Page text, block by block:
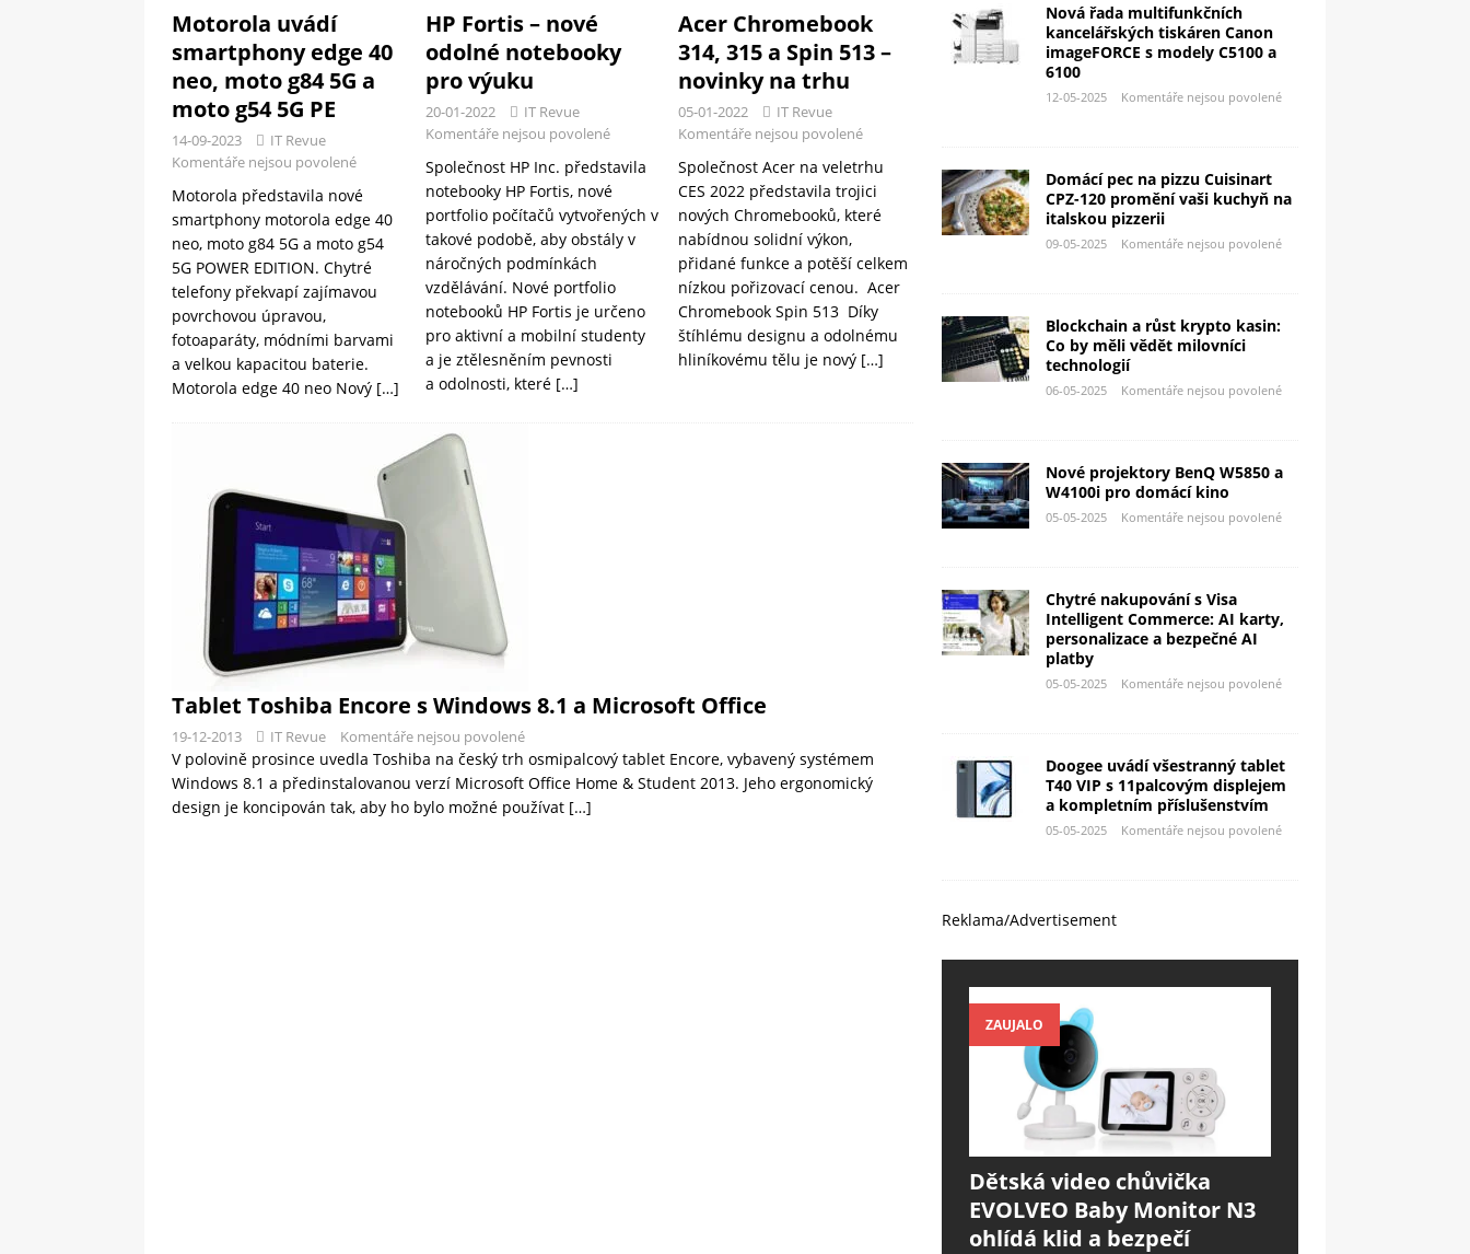
Motorola uvádí
smartphony edge 40
neo, moto g84 5G a
moto g54 5G PE
14-09-2023
IT Revue
Komentáře nejsou povolené
Motorola představila nové
smartphony motorola edge 40
neo, moto g84 5G a moto g54
5G POWER EDITION. Chytré
telefony překvapí zajímavou
povrchovou úpravou,
fotoaparáty, módními barvami
a velkou kapacitou baterie.
Motorola edge 40 neo Nový […]
HP Fortis – nové
odolné notebooky
pro výuku
20-01-2022
IT Revue
Komentáře nejsou povolené
Společnost HP Inc. představila
notebooky HP Fortis, nové
portfolio počítačů vytvořených v
takové podobě, aby obstály v
náročných podmínkách
vzdělávání. Nové portfolio
notebooků HP Fortis je určeno
pro aktivní a mobilní studenty
a je ztělesněním pevnosti
a odolnosti, které […]
Acer Chromebook
314, 315 a Spin 513 –
novinky na trhu
05-01-2022
IT Revue
Komentáře nejsou povolené
Společnost Acer na veletrhu
CES 2022 představila trojici
nových Chromebooků, které
nabídnou solidní výkon,
přidané funkce a potěší celkem
nízkou pořizovací cenou. Acer
Chromebook Spin 513 Díky
štíhlému designu a odolnému
hliníkovému tělu je nový […]
Tablet Toshiba Encore s Windows 8.1 a Microsoft Office
19-12-2013 IT Revue Komentáře nejsou povolené
V polovině prosince uvedla Toshiba na český trh osmipalcový tablet Encore, vybavený systémem
Windows 8.1 a předinstalovanou verzí Microsoft Office Home & Student 2013. Jeho ergonomický
design je koncipován tak, aby ho bylo možné používat […]
Nová řada multifunkčních
kancelářských tiskáren Canon
imageFORCE s modely C5100 a
6100
12-05-2025 Komentáře nejsou povolené
Domácí pec na pizzu Cuisinart
CPZ-120 promění vaši kuchyň na
italskou pizzerii
09-05-2025 Komentáře nejsou povolené
Blockchain a růst krypto kasin:
Co by měli vědět milovníci
technologií
06-05-2025 Komentáře nejsou povolené
Nové projektory BenQ W5850 a
W4100i pro domácí kino
05-05-2025 Komentáře nejsou povolené
Chytré nakupování s Visa
Intelligent Commerce: AI karty,
personalizace a bezpečné AI
platby
05-05-2025 Komentáře nejsou povolené
Doogee uvádí všestranný tablet
T40 VIP s 11palcovým displejem
a kompletním příslušenstvím
05-05-2025 Komentáře nejsou povolené
Reklama/Advertisement
ZAUJALO
Dětská video chůvička
EVOLVEO Baby Monitor N3
ohlídá klid a bezpečí